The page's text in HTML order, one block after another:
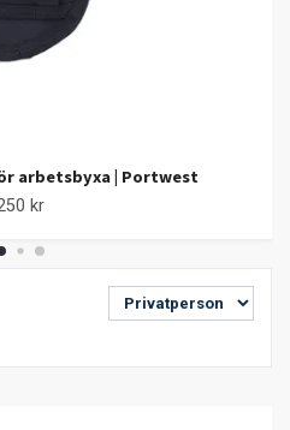
arbetsbyxa | Portwest
kr